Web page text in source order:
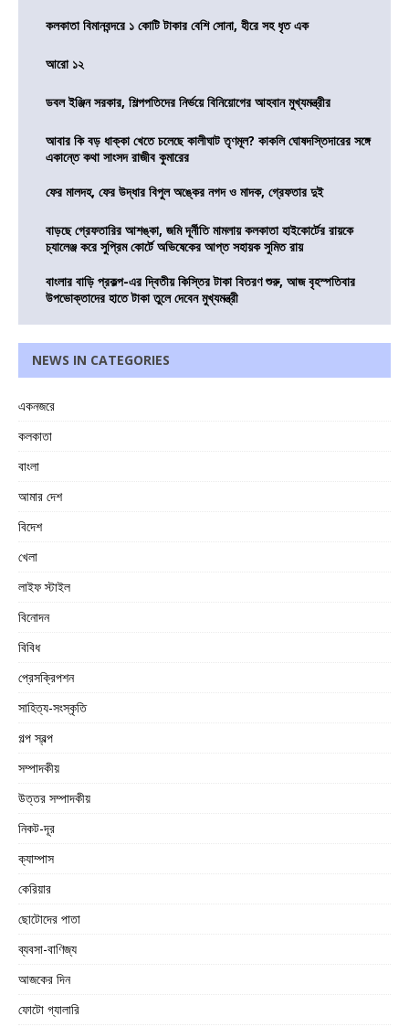
কলকাতা বিমানবন্দরে ১ কোটি টাকার বেশি সোনা, হীরে সহ ধৃত এক
আরো ১২
ডবল ইঞ্জিন সরকার, শিল্পপতিদের নির্ভয়ে বিনিয়োগের আহবান মুখ্যমন্ত্রীর
আবার কি বড় ধাক্কা খেতে চলেছে কালীঘাট তৃণমূল? কাকলি ঘোষদস্তিদারের সঙ্গে
একান্তে কথা সাংসদ রাজীব কুমারের
ফের মালদহ, ফের উদ্ধার বিপুল অঙ্কের নগদ ও মাদক, গ্রেফতার দুই
বাড়ছে গ্রেফতারির আশঙ্কা, জমি দূর্নীতি মামলায় কলকাতা হাইকোর্টের রায়কে
চ্যালেঞ্জ করে সুপ্রিম কোর্টে অভিষেকের আপ্ত সহায়ক সুমিত রায়
বাংলার বাড়ি প্রকল্প-এর দ্বিতীয় কিস্তির টাকা বিতরণ শুরু, আজ বৃহস্পতিবার
উপভোক্তাদের হাতে টাকা তুলে দেবেন মুখ্যমন্ত্রী
NEWS IN CATEGORIES
একনজরে
কলকাতা
বাংলা
আমার দেশ
বিদেশ
খেলা
লাইফ স্টাইল
বিনোদন
বিবিধ
প্রেসক্রিপশন
সাহিত্য-সংস্কৃতি
গল্প স্বল্প
সম্পাদকীয়
উত্তর সম্পাদকীয়
নিকট-দূর
ক্যাম্পাস
কেরিয়ার
ছোটোদের পাতা
ব্যবসা-বাণিজ্য
আজকের দিন
ফোটো গ্যালারি